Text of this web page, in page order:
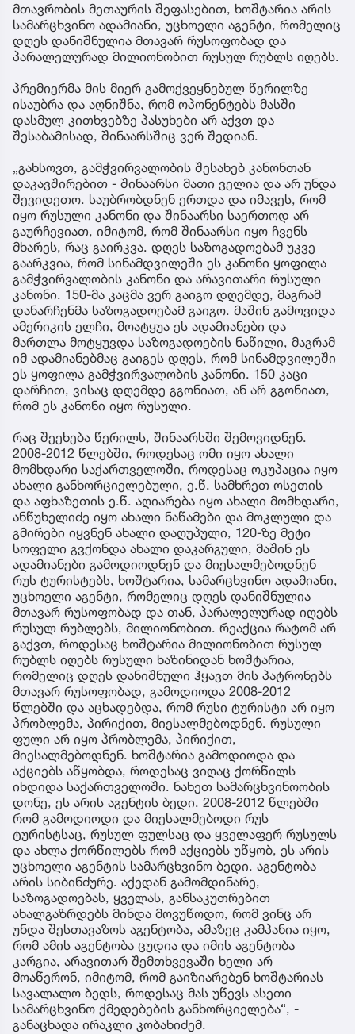
მთავრობის მეთაურის შეფასებით, ხოშტარია არის
სამარცხვინო ადამიანი, უცხოელი აგენტი, რომელიც
დღეს დანიშნულია მთავარ რუსოფობად და
პარალელურად მილიონობით რუსულ რუბლს იღებს.
პრემიერმა მის მიერ გამოქვეყნებულ წერილზე
ისაუბრა და აღნიშნა, რომ ოპონენტებს მასში
დასმულ კითხვებზე პასუხები არ აქვთ და
შესაბამისად, შინაარსშიც ვერ შედიან.
„გახსოვთ, გამჭვირვალობის შესახებ კანონთან
დაკავშირებით - შინაარსი მათი ველია და არ უნდა
შევიდეთო. საუბრობდნენ ერთდა და იმავეს, რომ
იყო რუსული კანონი და შინაარსი საერთოდ არ
გაურჩევიათ, იმიტომ, რომ შინაარსი იყო ჩვენს
მხარეს, რაც გაირკვა. დღეს საზოგადოებამ უკვე
გაარკვია, რომ სინამდვილეში ეს კანონი ყოფილა
გამჭვირვალობის კანონი და არავითარი რუსული
კანონი. 150-მა კაცმა ვერ გაიგო დღემდე, მაგრამ
დანარჩენმა საზოგადოებამ გაიგო. მაშინ გამოვიდა
ამერიკის ელჩი, მოატყუა ეს ადამიანები და
მართლა მოტყუვდა საზოგადოების ნაწილი, მაგრამ
იმ ადამიანებმაც გაიგეს დღეს, რომ სინამდვილეში
ეს ყოფილა გამჭვირვალობის კანონი. 150 კაცი
დარჩით, ვისაც დღემდე გგონიათ, ან არ გგონიათ,
რომ ეს კანონი იყო რუსული.
რაც შეეხება წერილს, შინაარსში შემოვიდნენ.
2008-2012 წლებში, როდესაც ომი იყო ახალი
მომხდარი საქართველოში, როდესაც ოკუპაცია იყო
ახალი განხორციელებული, ე.წ. სამხრეთ ოსეთის
და აფხაზეთის ე.წ. აღიარება იყო ახალი მომხდარი,
ანწუხელიძე იყო ახალი ნაწამები და მოკლული და
გმირები იყვნენ ახალი დაღუპული, 120-ზე მეტი
სოფელი გვქონდა ახალი დაკარგული, მაშინ ეს
ადამიანები გამოდიოდნენ და მიესალმებოდნენ
რუს ტურისტებს, ხოშტარია, სამარცხვინო ადამიანი,
უცხოელი აგენტი, რომელიც დღეს დანიშნულია
მთავარ რუსოფობად და თან, პარალელურად იღებს
რუსულ რუბლებს, მილიონობით. რეაქცია რატომ არ
გაქვთ, როდესაც ხოშტარია მილიონობით რუსულ
რუბლს იღებს რუსული ხაზინიდან ხოშტარია,
რომელიც დღეს დანიშნული ჰყავთ მის პატრონებს
მთავარ რუსოფობად, გამოდიოდა 2008-2012
წლებში და აცხადებდა, რომ რუსი ტურისტი არ იყო
პრობლემა, პირიქით, მიესალმებოდნენ. რუსული
ფული არ იყო პრობლემა, პირიქით,
მიესალმებოდნენ. ხოშტარია გამოდიოდა და
აქციებს აწყობდა, როდესაც ვიღაც ქორწილს
იხდიდა საქართველოში. ნახეთ სამარცხვინოობის
დონე, ეს არის აგენტის ბედი. 2008-2012 წლებში
რომ გამოდიოდი და მიესალმებოდი რუს
ტურისტსაც, რუსულ ფულსაც და ყველაფერ რუსულს
და ახლა ქორწილებს რომ აქციებს უწყობ, ეს არის
უცხოელი აგენტის სამარცხვინო ბედი. აგენტობა
არის სიბინძურე. აქედან გამომდინარე,
საზოგადოებას, ყველას, განსაკუთრებით
ახალგაზრდებს მინდა მოვუწოდო, რომ ვინც არ
უნდა შესთავაზოს აგენტობა, ამაზეც კამპანია იყო,
რომ ამის აგენტობა ცუდია და იმის აგენტობა
კარგია, არავითარ შემთხვევაში ხელი არ
მოაწერონ, იმიტომ, რომ გაიზიარებენ ხოშტარიას
სავალალო ბედს, როდესაც მას უწევს ასეთი
სამარცხვინო ქმედებების განხორციელება“, -
განაცხადა ირაკლი კობახიძემ.